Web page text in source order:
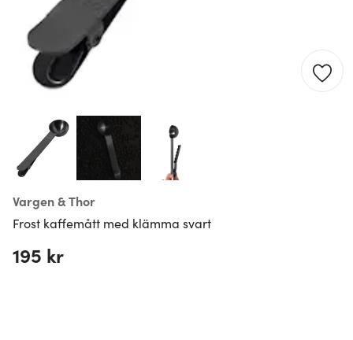
Vargen & Thor
Frost kaffemått med klämma svart
195 kr